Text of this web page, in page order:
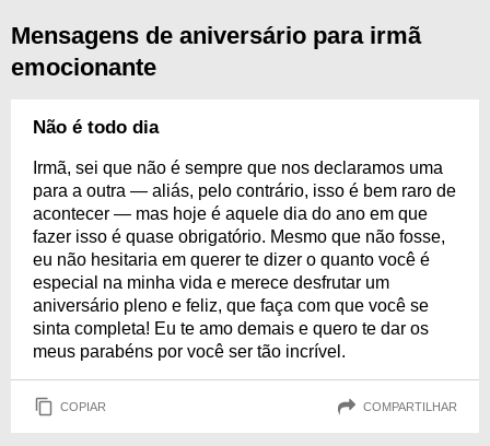
Mensagens de aniversário para irmã
emocionante
Não é todo dia
Irmã, sei que não é sempre que nos declaramos uma
para a outra — aliás, pelo contrário, isso é bem raro de
acontecer — mas hoje é aquele dia do ano em que
fazer isso é quase obrigatório. Mesmo que não fosse,
eu não hesitaria em querer te dizer o quanto você é
especial na minha vida e merece desfrutar um
aniversário pleno e feliz, que faça com que você se
sinta completa! Eu te amo demais e quero te dar os
meus parabéns por você ser tão incrível.
COPIAR COMPARTILHAR